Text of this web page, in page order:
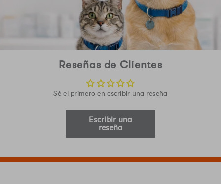
Reseñas de Clientes
Sé el primero en escribir una reseña
Escribir una
reseña